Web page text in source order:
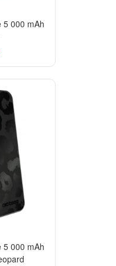
5 000 mAh
5 000 mAh